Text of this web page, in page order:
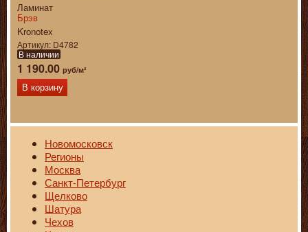
Ламинат
Брэв
Kronotex
Артикул D4782
В наличии
1 190.00 руб/м²
В корзину
Новомосковск
Регионы
Москва
Санкт-Петербург
Щелково
Шатура
Чехов